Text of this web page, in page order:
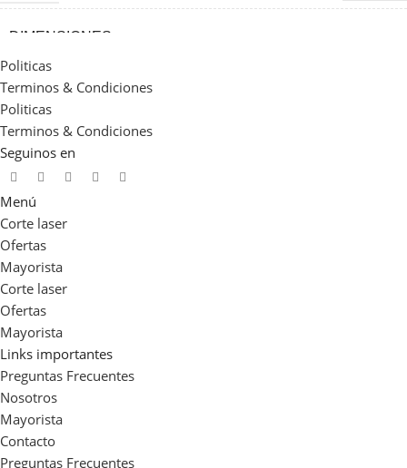
DIMENSIONES
Politicas
Terminos & Condiciones
Politicas
Terminos & Condiciones
Seguinos en
Menú
Corte laser
Ofertas
Mayorista
Corte laser
Ofertas
Mayorista
Links importantes
Preguntas Frecuentes
Nosotros
Mayorista
Contacto
Preguntas Frecuentes